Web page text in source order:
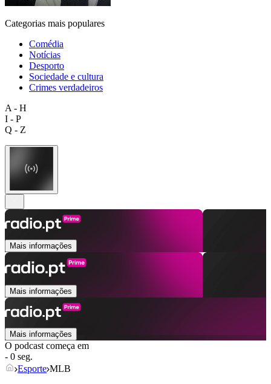
Categorias mais populares
Comédia
Notícias
Desporto
Sociedade e cultura
Crimes verdadeiros
A - H
I - P
Q - Z
Mais informações
Mais informações
Mais informações
O podcast começa em
- 0 seg.
Esporte MLB